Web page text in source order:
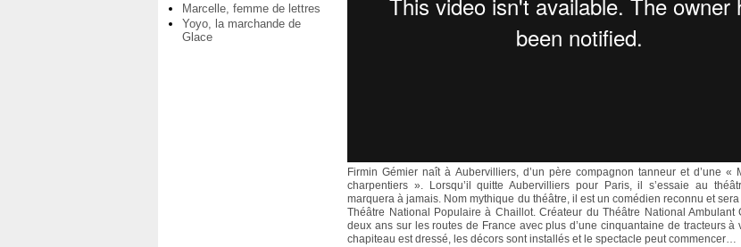
Marcelle, femme de lettres
Yoyo, la marchande de
Glace
Firmin Gémier naît à Aubervilliers, d’un père compagnon tanneur et d’une «
charpentiers ». Lorsqu’il quitte Aubervilliers pour Paris, il s’essaie au
marquera à jamais. Nom mythique du théâtre, il est un comédien reconnu et
Théâtre National Populaire à Chaillot. Créateur du Théâtre National Ambulant
deux ans sur les routes de France avec plus d’une cinquantaine de tracteurs à
chapiteau est dressé, les décors sont installés et le spectacle peut commencer…